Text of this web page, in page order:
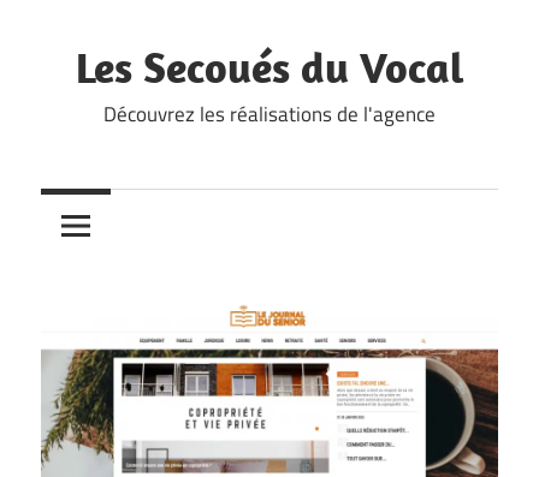
contentLes Secoués du Vocal
Découvrez les réalisations de l'agence